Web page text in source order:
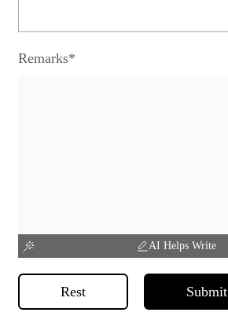
Remarks*
AI Helps Write
Rest Submit